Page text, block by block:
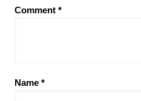
Comment *
Name *